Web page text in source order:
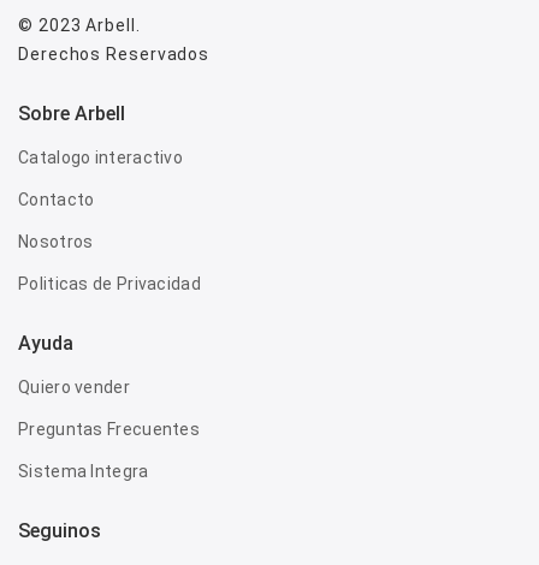
© 2023Arbell
Derechos Reservados
Sobre Arbell
Catalogo interactivo
Contacto
Nosotros
Politicas de Privacidad
Ayuda
Quiero vender
Preguntas Frecuentes
Sistema Integra
Seguinos